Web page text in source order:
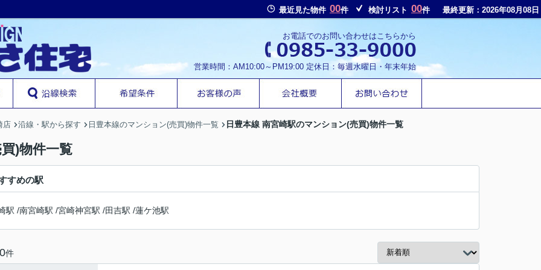
最近見た物件 00件 検討リスト 00件 最終更新：2026年08月08日
お電話でのお問い合わせはこちらから
営業時間：AM10:00～PM19:00 定休日：毎週水曜日・年末年始
店 沿線・駅から探す 日豊本線のマンション(売買)物件一覧 日豊本線 南宮崎駅のマンション(売買)物件一覧
)物件一覧
すめの駅
駅 /南宮崎駅 /宮崎神宮駅 /田吉駅 /蓮ケ池駅
件